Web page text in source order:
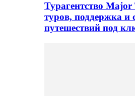
Турагентство
туров, поддержка и
путешествий под